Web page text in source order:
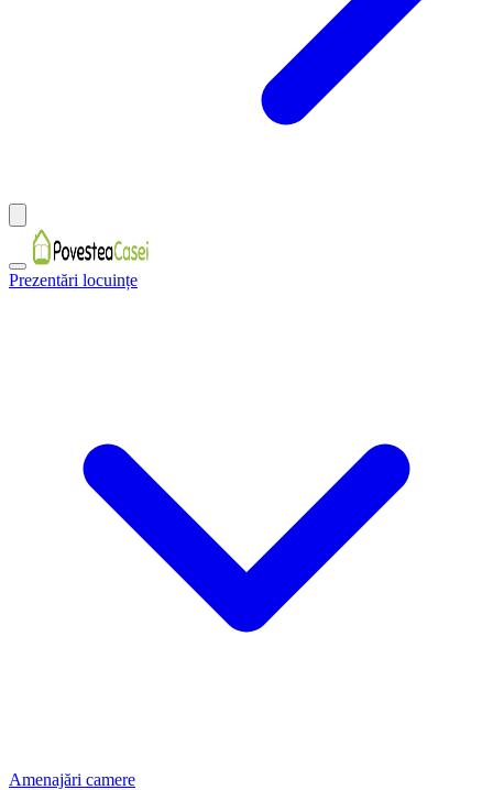
Prezentări locuințe
Amenajări camere